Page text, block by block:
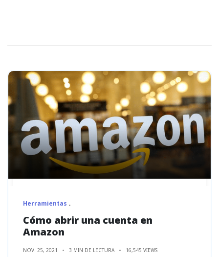
Herramientas
Cómo abrir una cuenta en
Amazon
NOV. 25, 2021 3 MIN DE LECTURA 16,545 VIEWS